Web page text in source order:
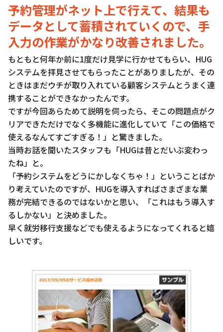
予約管理がネット上で行えて、結果も
データとして蓄積されていくので、手
入力の作業がかなり改善されました。
もともと何年か前に1度だけ見学に行かせてもらい、HUG
システムを拝見させてもらったことがありましたが、その
ときはまだウチが取り入れている顧客システムとうまく連
携することができなかったんです。
ですが今回あらためて説明を伺ったら、そこの問題点がク
リアできただけでなく多機能に進化していて「この価格で
使えるなんてすごすぎる！」と驚きました。
当時お話を聞いたスタッフも「HUGは昔とだいぶ変わっ
たね」と。
「予約システムをどうにかしなくちゃ！」ということばか
り考えていたのですが、HUGを導入すればさまざまな業
務が完結できるのではないかと思い、「これはもう導入す
るしかない」と決めました。
早く就労移行支援などでも使えるようになってくれると嬉
しいです。